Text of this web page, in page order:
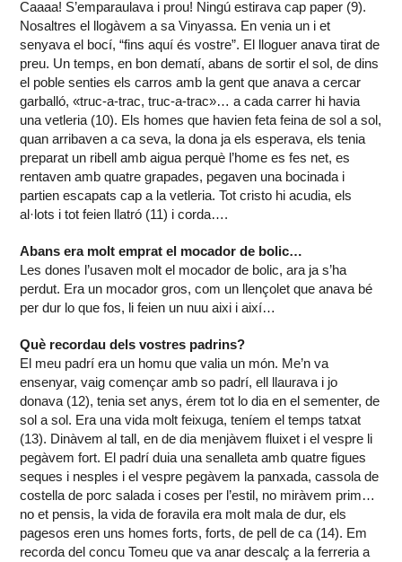
Caaaa! S’emparaulava i prou! Ningú estirava cap paper (9).
Nosaltres el llogàvem a sa Vinyassa. En venia un i et
senyava el bocí, “fins aquí és vostre”. El lloguer anava tirat de
preu. Un temps, en bon dematí, abans de sortir el sol, de dins
el poble senties els carros amb la gent que anava a cercar
garballó, «truc-a-trac, truc-a-trac»… a cada carrer hi havia
una vetleria (10). Els homes que havien feta feina de sol a sol,
quan arribaven a ca seva, la dona ja els esperava, els tenia
preparat un ribell amb aigua perquè l’home es fes net, es
rentaven amb quatre grapades, pegaven una bocinada i
partien escapats cap a la vetleria. Tot cristo hi acudia, els
al·lots i tot feien llatró (11) i corda….
Abans era molt emprat el mocador de bolic…
Les dones l’usaven molt el mocador de bolic, ara ja s’ha
perdut. Era un mocador gros, com un llençolet que anava bé
per dur lo que fos, li feien un nuu aixi i així…
Què recordau dels vostres padrins?
El meu padrí era un homu que valia un món. Me’n va
ensenyar, vaig començar amb so padrí, ell llaurava i jo
donava (12), tenia set anys, érem tot lo dia en el sementer, de
sol a sol. Era una vida molt feixuga, teníem el temps tatxat
(13). Dinàvem al tall, en de dia menjàvem fluixet i el vespre li
pegàvem fort. El padrí duia una senalleta amb quatre figues
seques i nesples i el vespre pegàvem la panxada, cassola de
costella de porc salada i coses per l’estil, no miràvem prim…
no et pensis, la vida de foravila era molt mala de dur, els
pagesos eren uns homes forts, forts, de pell de ca (14). Em
recorda del concu Tomeu que va anar descalç a la ferreria a